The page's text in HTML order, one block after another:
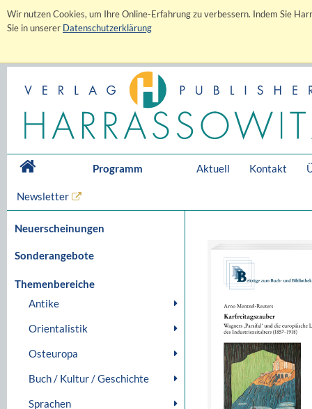
Wir nutzen Cookies, um Ihre Online-Erfahrung zu verbessern. Indem Sie
Sie in unserer Datenschutzerklärung
Programm Aktuell Kontakt
Newsletter
Neuerscheinungen
Sonderangebote
Themenbereiche
Antike
Orientalistik
Osteuropa
Buch / Kultur / Geschichte
Sprachen